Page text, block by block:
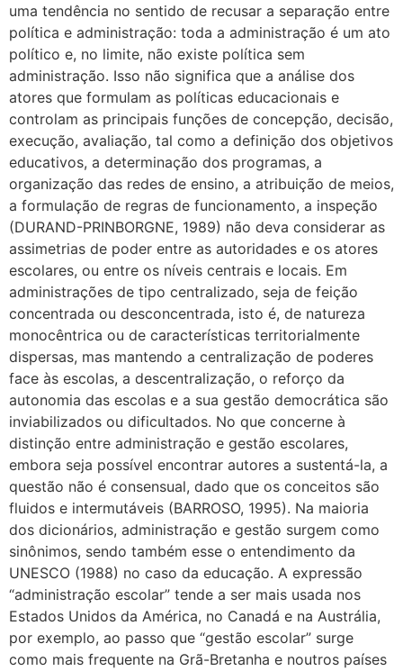
uma tendência no sentido de recusar a separação entre
política e administração: toda a administração é um ato
político e, no limite, não existe política sem
administração. Isso não significa que a análise dos
atores que formulam as políticas educacionais e
controlam as principais funções de concepção, decisão,
execução, avaliação, tal como a definição dos objetivos
educativos, a determinação dos programas, a
organização das redes de ensino, a atribuição de meios,
a formulação de regras de funcionamento, a inspeção
(DURAND-PRINBORGNE, 1989) não deva considerar as
assimetrias de poder entre as autoridades e os atores
escolares, ou entre os níveis centrais e locais. Em
administrações de tipo centralizado, seja de feição
concentrada ou desconcentrada, isto é, de natureza
monocêntrica ou de características territorialmente
dispersas, mas mantendo a centralização de poderes
face às escolas, a descentralização, o reforço da
autonomia das escolas e a sua gestão democrática são
inviabilizados ou dificultados. No que concerne à
distinção entre administração e gestão escolares,
embora seja possível encontrar autores a sustentá-la, a
questão não é consensual, dado que os conceitos são
fluidos e intermutáveis (BARROSO, 1995). Na maioria
dos dicionários, administração e gestão surgem como
sinônimos, sendo também esse o entendimento da
UNESCO (1988) no caso da educação. A expressão
“administração escolar” tende a ser mais usada nos
Estados Unidos da América, no Canadá e na Austrália,
por exemplo, ao passo que “gestão escolar” surge
como mais frequente na Grã-Bretanha e noutros países